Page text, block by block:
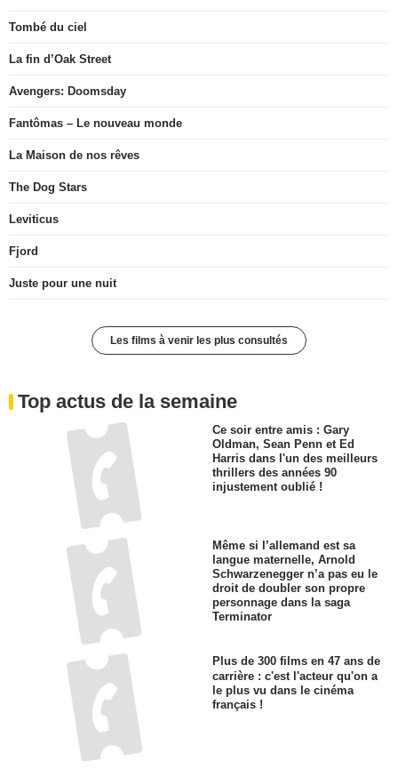
Tombé du ciel
La fin d’Oak Street
Avengers: Doomsday
Fantômas – Le nouveau monde
La Maison de nos rêves
The Dog Stars
Leviticus
Fjord
Juste pour une nuit
Les films à venir les plus consultés
Top actus de la semaine
Ce soir entre amis : Gary
Oldman, Sean Penn et Ed
Harris dans l'un des meilleurs
thrillers des années 90
injustement oublié !
Même si l’allemand est sa
langue maternelle, Arnold
Schwarzenegger n’a pas eu le
droit de doubler son propre
personnage dans la saga
Terminator
Plus de 300 films en 47 ans de
carrière : c'est l'acteur qu'on a
le plus vu dans le cinéma
français !